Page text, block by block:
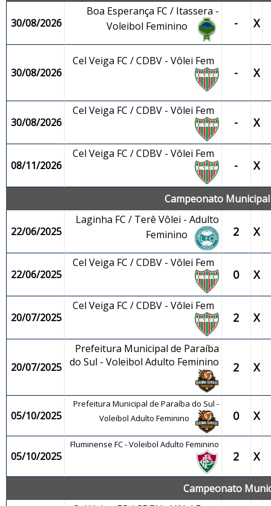
30/08/2026
Boa Esperança FC / Itassera -
Voleibol Feminino
- X
30/08/2026
Cel Veiga FC / CDBV - Vôlei Fem
- X
30/08/2026
Cel Veiga FC / CDBV - Vôlei Fem
- X
08/11/2026
Cel Veiga FC / CDBV - Vôlei Fem
- X
Campeonato
22/06/2025
Laginha FC / Terê Vôlei - Adulto
Feminino
2 X
22/06/2025
Cel Veiga FC / CDBV - Vôlei Fem
0 X
20/07/2025
Cel Veiga FC / CDBV - Vôlei Fem
2 X
20/07/2025
Prefeitura Municipal de Paraíba
do Sul - Voleibol Adulto Feminino
2 X
05/10/2025
Prefeitura Municipal de Paraíba do Sul -
Voleibol Adulto Feminino
0 X
05/10/2025
Fluminense FC - Voleibol Adulto Feminino
2 X
Campeonato